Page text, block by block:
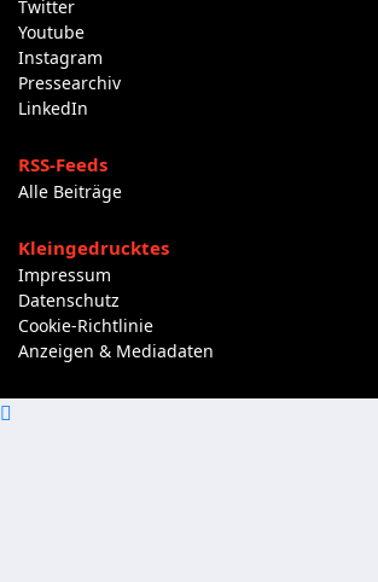
Twitter
Youtube
Instagram
Pressearchiv
LinkedIn
RSS-Feeds
Alle Beiträge
Kleingedrucktes
Impressum
Datenschutz
Cookie-Richtlinie
Anzeigen & Mediadaten